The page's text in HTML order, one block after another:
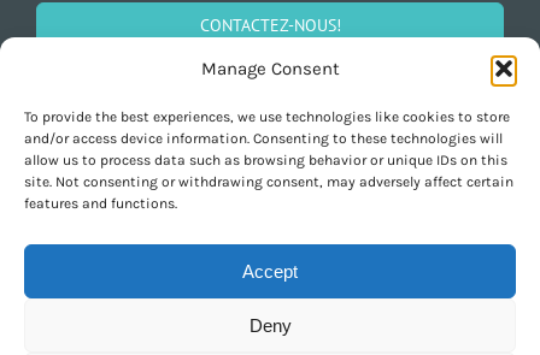
Manage Consent
To provide the best experiences, we use technologies like cookies to store
and/or access device information. Consenting to these technologies will
allow us to process data such as browsing behavior or unique IDs on this
site. Not consenting or withdrawing consent, may adversely affect certain
features and functions.
Accept
Deny
CONTACTEZ-NOUS!
SOCIALISEZ!
Copyright 1997-2026 ARIANNE Relocation Canada | All Rights Reserved |